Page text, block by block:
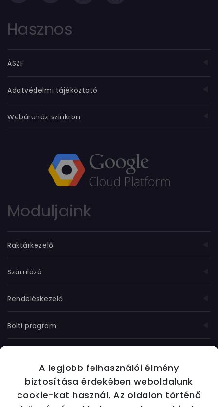
Hasznos
ÁSZF
Adatvédelmi tájékoztató
Webáruház szinkron
Moduljaink
Raktárkezelő
Számlázó
Rendeléskezelő
Bolti program
További moduljaink
A legjobb felhasználói élmény
biztosítása érdekében weboldalunk
cookie-kat használ. Az oldalon történő